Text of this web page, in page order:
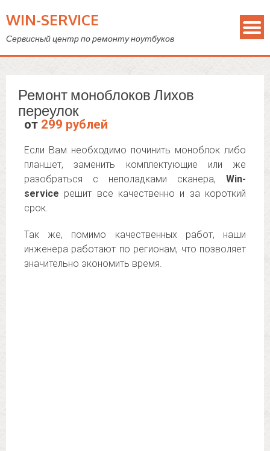
WIN-SERVICE
Сервисный центр по ремонту ноутбуков
Ремонт моноблоков Лихов
переулок
от 299 рублей
Если Вам необходимо починить моноблок либо
планшет, заменить комплектующие или же
разобраться с неполадками сканера, Win-
service решит все качественно и за короткий
срок.
Так же, помимо качественных работ, наши
инженера работают по регионам, что позволяет
значительно экономить время.